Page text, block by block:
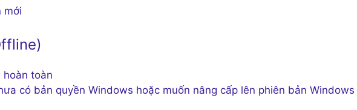
mới
hoàn toàn
có bản quyền Windows hoặc muốn nâng cấp lên phiên bản Windows